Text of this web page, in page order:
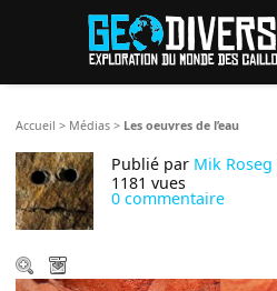
Accueil > Médias > Les oeuvres de l’eau
Publié par Mik Roseg
1181 vues
0 commentaire